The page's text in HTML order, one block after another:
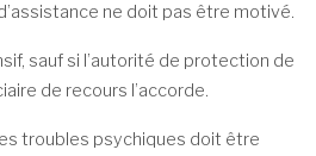
ne doit pas être motivé.
sauf si l’autorité de protection de
de recours l’accorde.
troubles psychiques doit être